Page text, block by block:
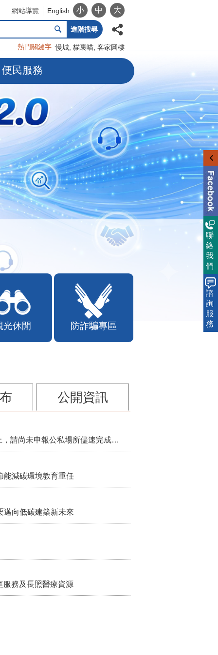
網站導覽 English 小 中 大
進階搜尋
熱門關鍵字 慢城 貓裏喵 客家圓樓
便民服務
光休閒 防詐騙專區
公開資訊
115年第2季固定源空污費申報已於7月底截止，請尚未申報公私場所儘速完成申繳，以免面臨滯納金及罰鍰!
減碳環境教育重任
向低碳建築新未來
服務及長照醫療資源
聯
絡
我
們
諮
詢
服
務